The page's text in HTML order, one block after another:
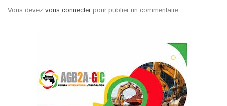
Vous devez vous connecter pour publier un commentaire.